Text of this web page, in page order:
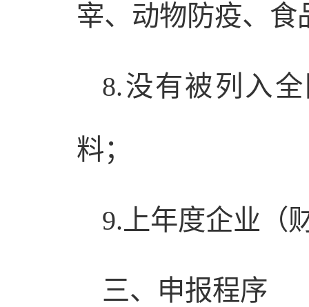
宰、动物防疫、
8.没有被列入
料；
9.上年度企业（
三、申报程序